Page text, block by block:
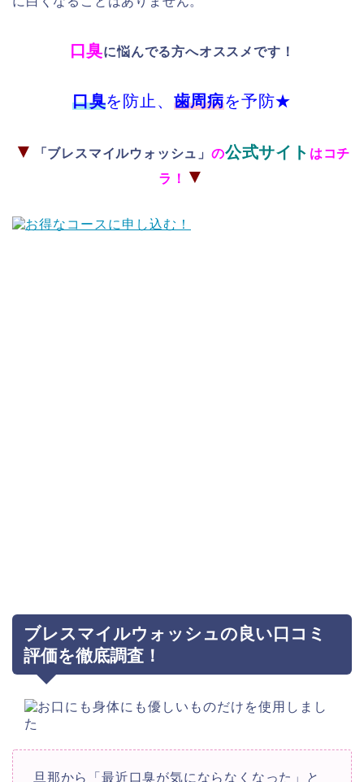
口臭に悩んでる方へオススメです！
口臭を防止、 歯周病を予防★
▼ 「ブレスマイルウォッシュ」 の公式サイト はコチ
ラ！
▼
ブレスマイルウォッシュの良い口コミ
評価を徹底調査！
旦那から「最近口臭が気にならなくなった」と